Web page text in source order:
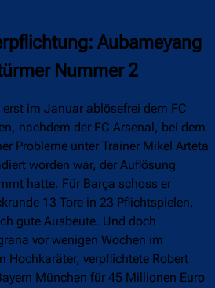
Aubameyang
Nummer 2
im Januar ablösefrei dem FC
nachdem der FC Arsenal, bei dem
Probleme unter Trainer Mikel Arteta
worden war, der Auflösung
hatte. Für Barça schoss er
13 Tore in 23 Pflichtspielen,
gute Ausbeute. Und doch
vor wenigen Wochen im
Hochkaräter, verpflichtete Robert
München für 45 Millionen Euro